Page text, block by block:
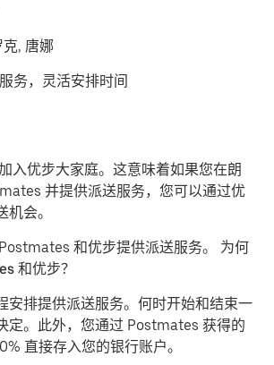
克, 唐娜
务，灵活安排时间
入优步大家庭。这意味着如果您在朗
并提供派送服务，您可以通过优
会。
和优步提供派送服务。 为何
和优步？
排提供派送服务。 何时开始和结束一
定。此外，您通过 Postmates 获得的
直接存入您的银行账户。